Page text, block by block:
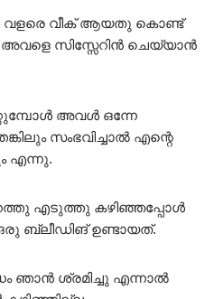
വീക് ആയതു കൊണ്ട്
സിസ്സേറിൻ ചെയ്യാൻ
അവൾ ഒന്നേ
സംഭവിച്ചാൽ എന്റെ
എന്നു.
എടുത്തു കഴിഞ്ഞപ്പോൾ
ബ്ലീഡിങ് ഉണ്ടായത്.
ഞാൻ ശ്രമിച്ചു എന്നാൽ